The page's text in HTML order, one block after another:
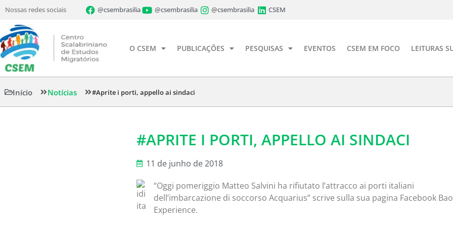
Nossas redes sociais @csembrasilia @csembrasilia @csembrasilia CSEM
O CSEM PUBLICAÇÕES PESQUISAS EVENTOS CSEM EM FOCO LEITURAS
Início Notícias #Aprite i porti, appello ai sindaci
#APRITE I PORTI, APPELLO AI SINDACI
11 de junho de 2018
“Oggi pomeriggio Matteo Salvini ha rifiutato l’attracco ai porti italiani
dell’imbarcazione di soccorso Acquarius” scrive sulla sua pagina Facebook
Experience.